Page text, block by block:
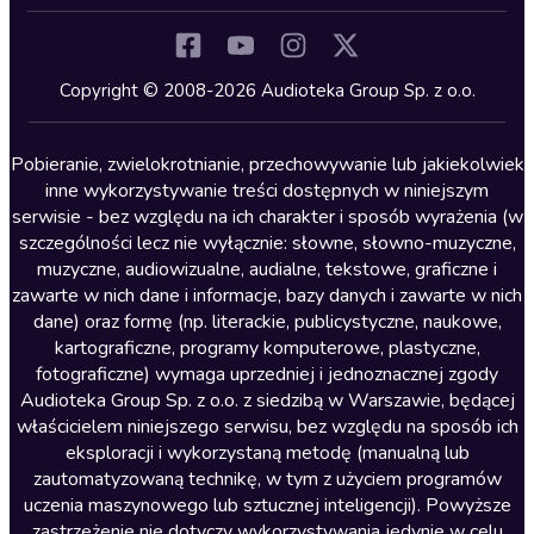
Kryminały
Lektury szkolne
Literatura anglojęzyczna
Literatura faktu
Literatura obyczajowa
Literatura piękna obca
Literatura piękna polska
Nagrania relaksacyjne
Nauka języków
Nauki humanistyczne
Podcasty i audycje
Copyright © 2008-2026 Audioteka Group Sp. z o.o.
Pobieranie, zwielokrotnianie, przechowywanie lub jakiekolwiek
inne wykorzystywanie treści dostępnych w niniejszym
serwisie - bez względu na ich charakter i sposób wyrażenia (w
szczególności lecz nie wyłącznie: słowne, słowno-muzyczne,
muzyczne, audiowizualne, audialne, tekstowe, graficzne i
zawarte w nich dane i informacje, bazy danych i zawarte w nich
dane) oraz formę (np. literackie, publicystyczne, naukowe,
kartograficzne, programy komputerowe, plastyczne,
fotograficzne) wymaga uprzedniej i jednoznacznej zgody
Audioteka Group Sp. z o.o. z siedzibą w Warszawie, będącej
właścicielem niniejszego serwisu, bez względu na sposób ich
eksploracji i wykorzystaną metodę (manualną lub
zautomatyzowaną technikę, w tym z użyciem programów
uczenia maszynowego lub sztucznej inteligencji). Powyższe